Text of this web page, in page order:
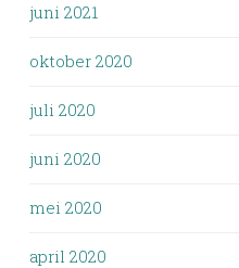
juni 2021
oktober 2020
juli 2020
juni 2020
mei 2020
april 2020